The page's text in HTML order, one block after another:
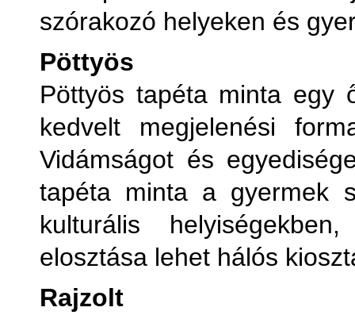
szórakozó helyeken és
Pöttyös
Pöttyös tapéta minta egy
kedvelt megjelenési
Vidámságot és
tapéta minta a gyermek
kulturális
elosztása lehet hálós
Rajzolt